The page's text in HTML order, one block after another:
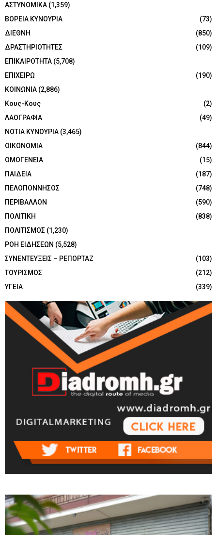
ΑΣΤΥΝΟΜΙΚΑ (1,359)
ΒΟΡΕΙΑ ΚΥΝΟΥΡΙΑ
(73)
ΔΙΕΘΝΗ
(850)
ΔΡΑΣΤΗΡΙΟΤΗΤΕΣ
(109)
ΕΠΙΚΑΙΡΟΤΗΤΑ (5,708)
ΕΠΙΧΕΙΡΩ
(190)
ΚΟΙΝΩΝΙΑ (2,886)
Κους-Κους
(2)
ΛΑΟΓΡΑΦΙΑ
(49)
ΝΟΤΙΑ ΚΥΝΟΥΡΙΑ (3,465)
ΟΙΚΟΝΟΜΙΑ
(844)
ΟΜΟΓΕΝΕΙΑ
(15)
ΠΑΙΔΕΙΑ
(187)
ΠΕΛΟΠΟΝΝΗΣΟΣ
(748)
ΠΕΡΙΒΑΛΛΟΝ
(590)
ΠΟΛΙΤΙΚΗ
(838)
ΠΟΛΙΤΙΣΜΟΣ (1,230)
ΡΟΗ ΕΙΔΗΣΕΩΝ (5,528)
ΣΥΝΕΝΤΕΥΞΕΙΣ – ΡΕΠΟΡΤΑΖ
(103)
ΤΟΥΡΙΣΜΟΣ
(212)
ΥΓΕΙΑ
(339)